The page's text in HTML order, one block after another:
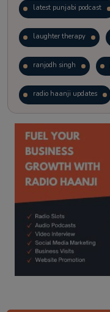
latest punjabi podcast
laughter therapy
ranjodh singh
radio haanji updates
kitaab kahani